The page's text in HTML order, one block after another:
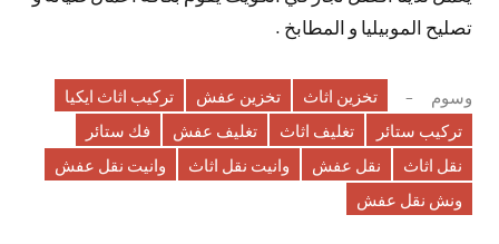
تصليح الموبيليا و المطابخ .
وسوم تخزين اثاث تخزين عفش
تركيب اثاث ايكيا
تركيب ستائر
تغليف اثاث تغليف عفش
فك ستائر
نقل اثاث
نقل عفش وانيت نقل اثاث
وانيت نقل عفش
ونش نقل عفش